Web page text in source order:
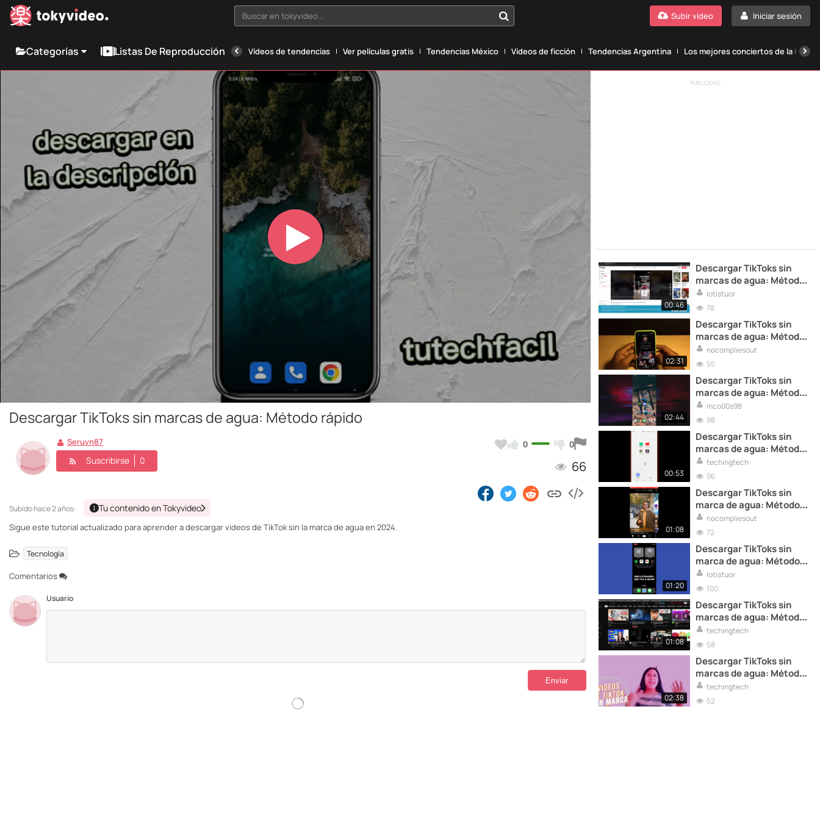
Buscar en tokyvideo... Iniciar sesión
Subir vídeo
Categorías Listas De Reproducción Vídeos de tendencias Ver películas gratis Tendencias México Vídeos de ficción Tendencias Argentina Los mejores conciertos de la
Play
Descargar TikToks sin marcas de agua: Método rápido
0 0
66
Seruvn87
Suscribirse 0
Subidohace 2 años · Tu contenido en Tokyvideo
Sigue este tutorial actualizado para aprender a descargar videos de TikTok sin la marca de agua en 2024.
Tecnología
Comentarios
Usuario
PUBLICIDAD
00:46
Descargar TikToks sin
marcas de agua: Método
rápido y fácil
lotistuor
78
02:31
Descargar TikToks sin
marcas de agua: Método
práctico
nocompliesout
55
02:44
Descargar TikToks sin
marcas de agua: Método
avanzado
mco00s98
98
00:53
Descargar TikToks sin
marcas de agua: Método
actualizado
techingtech
96
01:08
Descargar TikToks sin
marca de agua: Métodos
actualizados
nocompliesout
72
01:20
Descargar TikToks sin
marca de agua: Método
efectivo
lotistuor
100
01:08
Descargar TikToks sin
marcas de agua: Método
definitivo
techingtech
58
02:38
Descargar TikToks sin
marcas de agua: Métodos
simples y efectivos
techingtech
52